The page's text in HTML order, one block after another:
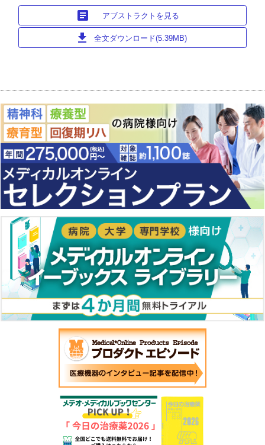
article アブストラクトを見る
download 全文ダウンロード(5.39MB)